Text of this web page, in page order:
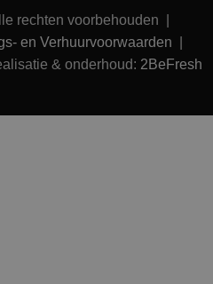
rechten voorbehouden |
en Verhuurvoorwaarden
& onderhoud: 2BeFresh